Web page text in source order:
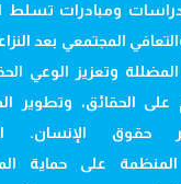
دراسات ومبادرات تسلط
المجتمعي بعد
وتعزيز الوعي
الحقائق، وتطوير
حقوق الإنسان.
على حماية